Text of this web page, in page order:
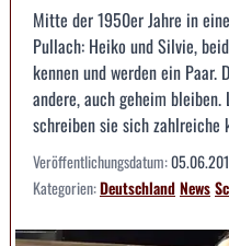
Mitte der 1950er Jahre in
Pullach: Heiko und Silvie,
kennen und werden ein Paar.
andere, auch geheim
schreiben sie sich
Veröffentlichungsdatum:
Kategorien:DeutschlandNews